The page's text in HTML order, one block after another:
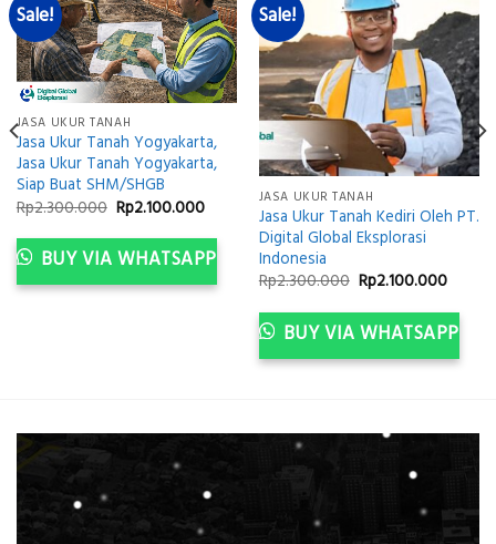
Sale!
JASA UKUR TANAH
Jasa Ukur Tanah Yogyakarta,
Jasa Ukur Tanah Yogyakarta,
Siap Buat SHM/SHGB
Rp2.300.000 Original
price
was:
Rp2.300.000.
Rp2.100.000Current
is:
Rp2.100.000.
BUY VIA WHATSAPP
Sale!
JASA UKUR TANAH
Jasa Ukur Tanah Kediri Oleh PT.
Digital Global Eksplorasi
Indonesia
Rp2.300.000 Original
price
was:
Rp2.300.000.
Rp2.100.000
is:
BUY VIA WHATSAPP